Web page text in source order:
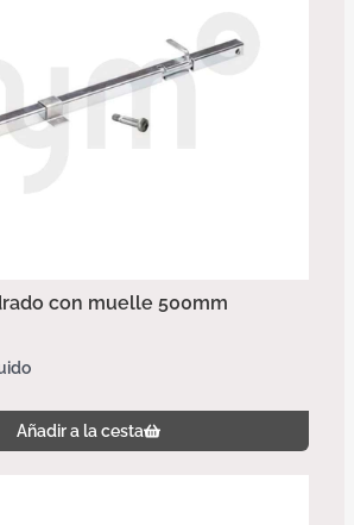
con muelle 500mm
Añadir a la cesta